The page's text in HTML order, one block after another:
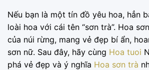
Nếu bạn là một tín đồ yêu hoa, hẳn
loài hoa với cái tên “sơn trà”. Hoa
của núi rừng, mang vẻ đẹp bí ẩn,
sơn nữ. Sau đây, hãy cùng Hoa tuoi
phá vẻ đẹp và ý nghĩa Hoa sơn trà